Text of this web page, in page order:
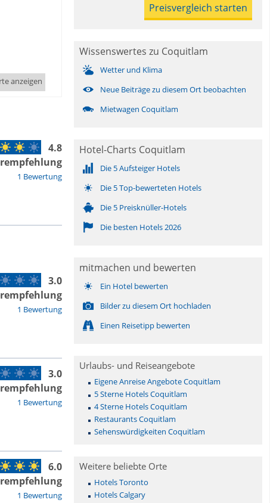
anzeigen
1 Bewertung
4.8
1 Bewertung
3.0
1 Bewertung
3.0
1 Bewertung
6.0
Wissenswertes zu Coquitlam
Wetter und Klima
Neue Beiträge zu diesem Ort beobachten
Mietwagen Coquitlam
Hotel-Charts Coquitlam
Die 5 Aufsteiger Hotels
Die 5 Top-bewerteten Hotels
Die 5 Preisknüller-Hotels
Die besten Hotels 2026
mitmachen und bewerten
Ein Hotel bewerten
Bilder zu diesem Ort hochladen
Einen Reisetipp bewerten
Urlaubs- und Reiseangebote
Eigene Anreise Angebote Coquitlam
5 Sterne Hotels Coquitlam
4 Sterne Hotels Coquitlam
Restaurants Coquitlam
Sehenswürdigkeiten Coquitlam
Weitere beliebte Orte
Hotels Toronto
Hotels Calgary